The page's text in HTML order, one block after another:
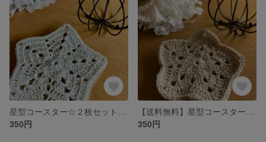
350円
350円